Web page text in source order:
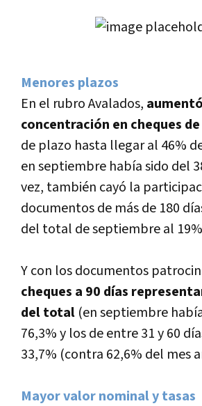
Menores plazos
En el rubro Avalados,
concentración en cheques
de plazo hasta llegar al 46%
en septiembre habí­a sido del
vez, también cayó la
documentos de más de 180
del total de septiembre al
Y con los documentos
cheques a 90 dí­as
del total (en septiembre
76,3% y los de entre 31 y 60
33,7% (contra 62,6% del mes
Mayor valor nominal y tasas